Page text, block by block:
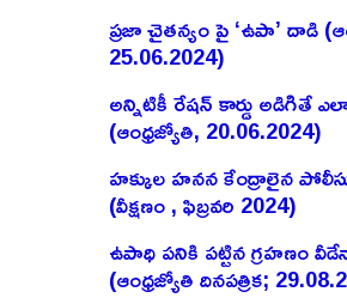
ప్రజా చైతన్యం పై ‘ఉపా’ దాడి
25.06.2024)
అన్నిటికీ రేషన్ కార్డు అడిగితే
(ఆంధ్రజ్యోతి, 20.06.2024)
హక్కుల హనన కేంద్రాలైన
(వీక్షణం , ఫిబ్రవరి 2024)
ఉపాధి పనికి పట్టిన గ్రహణం
(ఆంధ్రజ్యోతి దినపత్రిక;